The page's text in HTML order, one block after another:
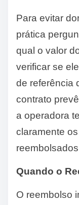
Para evitar
prática
qual o valor
verificar se
de referência
contrato prevê
a operadora
claramente
Quando o
O reembolso